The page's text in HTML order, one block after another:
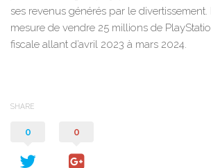
ses revenus générés par le divertissement.
mesure de vendre 25 millions de
fiscale allant d’avril 2023 à mars 2024.
SHARE
0 0